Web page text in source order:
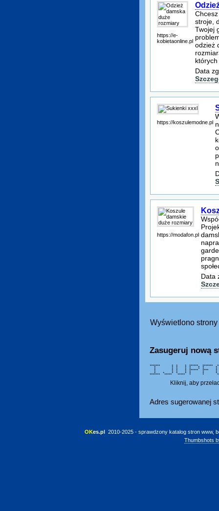
https://e-
kobietaonline.pl
stroje,
Twojej
odzież
Data
https://koszulemodne.pl
https://modafon.pl
Data
Wyświetlono
Zasugeruj nową
******* * * * ****** *******
* * * * * * *
* * * * * *
* * * * ******
* * * * * * *
* * * * * * *
******* ***** ***** * *
Kliknij, aby
Adres sugerowanej
OKes.pl 2010-2025 - sprawdzony katalog stron www,
Thumbshots